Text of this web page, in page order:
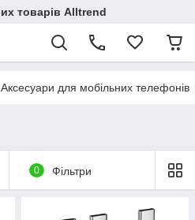
товарів Alltrend
Аксесуари для мобільних телефонів
0 Фільтри